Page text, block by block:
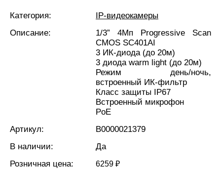
Категория:
IP-видеокамеры
Описание:
1/3” 4Мп Progressive Scan
CMOS SC401AI
3 ИК-диода (до 20м)
3 диода warm light (до 20м)
Режим день/ночь,
встроенный ИК-фильтр
Класс защиты IР67
Встроенный микрофон
PoE
Артикул:
В0000021379
В наличии:
Да
Розничная цена:
6259 ₽